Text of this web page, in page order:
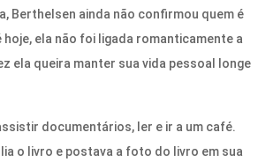
Berthelsen ainda não confirmou quem é
ela não foi ligada romanticamente a
ela queira manter sua vida pessoal longe
documentários, ler e ir a um café.
o livro e postava a foto do livro em sua